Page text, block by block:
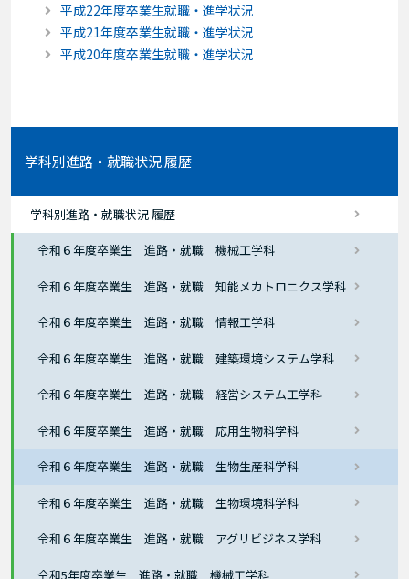
平成22年度卒業生就職・進学状況
平成21年度卒業生就職・進学状況
平成20年度卒業生就職・進学状況
学科別進路・就職状況 履歴
学科別進路・就職状況 履歴
令和６年度卒業生 進路・就職 機械工学科
令和６年度卒業生 進路・就職 知能メカトロニクス学科
令和６年度卒業生 進路・就職 情報工学科
令和６年度卒業生 進路・就職 建築環境システム学科
令和６年度卒業生 進路・就職 経営システム工学科
令和６年度卒業生 進路・就職 応用生物科学科
令和６年度卒業生 進路・就職 生物生産科学科
令和６年度卒業生 進路・就職 生物環境科学科
令和６年度卒業生 進路・就職 アグリビジネス学科
令和5年度卒業生 進路・就職 機械工学科